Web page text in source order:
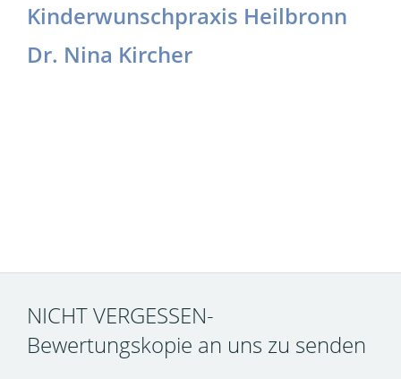
Kinderwunschpraxis Heilbronn
Dr. Nina Kircher
NICHT VERGESSEN-
Bewertungskopie an uns zu senden